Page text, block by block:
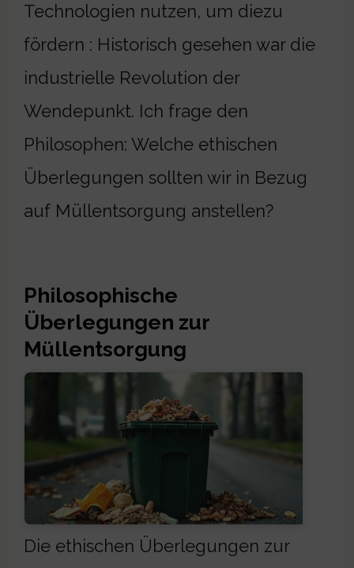
Technologien nutzen, um diezu
fördern : Historisch gesehen war die
industrielle Revolution der
Wendepunkt. Ich frage den
Philosophen: Welche ethischen
Überlegungen sollten wir in Bezug
auf Müllentsorgung anstellen?
Philosophische
Überlegungen zur
Müllentsorgung
Die ethischen Überlegungen zur